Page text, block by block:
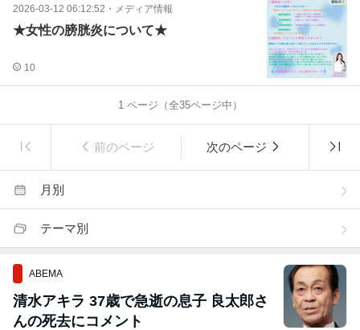
2026-03-12 06:12:52 ・ メディア情報
★女性の膀胱炎について★
10
1ページ（全35ページ中）
前のページ 次のページ
月別
テーマ別
ABEMA
清水アキラ 37歳で急逝の息子 良太郎さ
んの死去にコメント